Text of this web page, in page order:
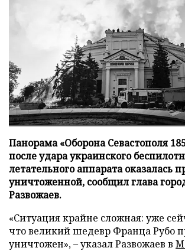
Панорама «Оборона Севастополя
после удара украинского
летательного аппарата оказалась
уничтоженной, сообщил глава
Развожаев.
«Ситуация крайне сложная: уже
что великий шедевр Франца Рубо
уничтожен», – указал Развожаев в